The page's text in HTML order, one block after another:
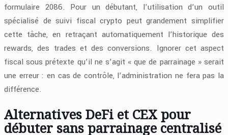
formulaire 2086. Pour un débutant, l’utilisation d’un outil
spécialisé de suivi fiscal crypto peut grandement simplifier
cette tâche, en retraçant automatiquement l’historique des
rewards, des trades et des conversions. Ignorer cet aspect
fiscal sous prétexte qu’il ne s’agit « que de parrainage » serait
une erreur : en cas de contrôle, l’administration ne fera pas la
différence.
Alternatives DeFi et CEX pour
débuter sans parrainage centralisé